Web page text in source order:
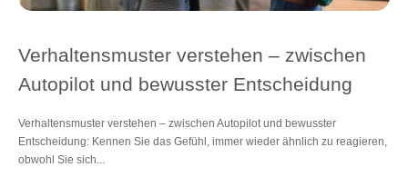
Verhaltensmuster verstehen – zwischen
Autopilot und bewusster Entscheidung
Verhaltensmuster verstehen – zwischen Autopilot und bewusster
Entscheidung: Kennen Sie das Gefühl, immer wieder ähnlich zu reagieren,
obwohl Sie sich...